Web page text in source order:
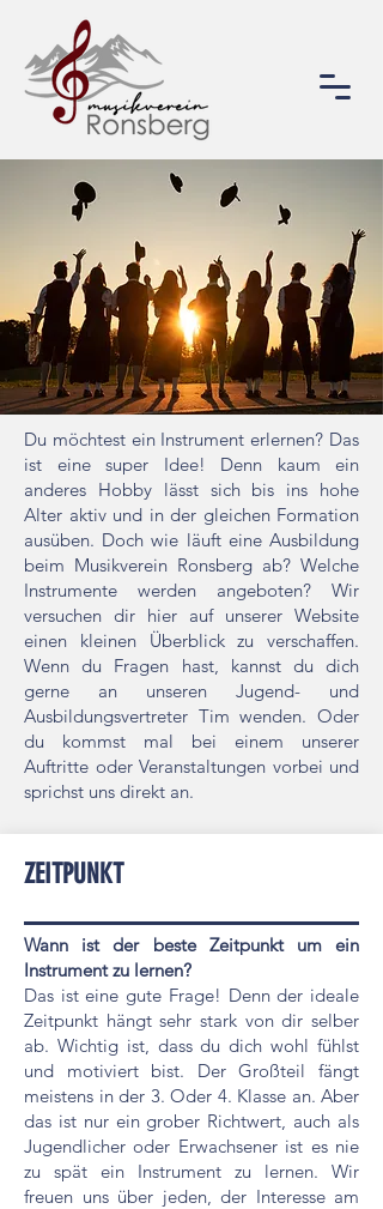
Du möchtest ein Instrument erlernen? Das
ist eine super Idee! Denn kaum ein
anderes Hobby lässt sich bis ins hohe
Alter aktiv und in der gleichen Formation
ausüben. Doch wie läuft eine Ausbildung
beim Musikverein Ronsberg ab? Welche
Instrumente werden angeboten? Wir
versuchen dir hier auf unserer Website
einen kleinen Überblick zu verschaffen.
Wenn du Fragen hast, kannst du dich
gerne an unseren Jugend- und
Ausbildungsvertreter Tim wenden. Oder
du kommst mal bei einem unserer
Auftritte oder Veranstaltungen vorbei und
sprichst uns direkt an.
ZEITPUNKT
Wann ist der beste Zeitpunkt um ein
Instrument zu lernen?
Das ist eine gute Frage! Denn der ideale
Zeitpunkt hängt sehr stark von dir selber
ab. Wichtig ist, dass du dich wohl fühlst
und motiviert bist. Der Großteil fängt
meistens in der 3. Oder 4. Klasse an. Aber
das ist nur ein grober Richtwert, auch als
Jugendlicher oder Erwachsener ist es nie
zu spät ein Instrument zu lernen. Wir
freuen uns über jeden, der Interesse am